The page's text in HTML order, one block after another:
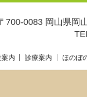
700-0083 岡山県岡
内 診療案内 ほのぼ